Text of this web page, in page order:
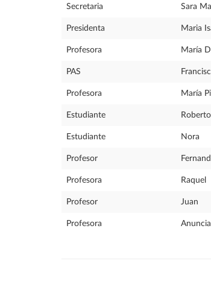
Secretaria Sara
Presidenta Maria
Profesora María
PAS
Profesora María
Estudiante Roberto
Estudiante Nora
Profesor
Profesora Raquel
Profesor Juan
Profesora